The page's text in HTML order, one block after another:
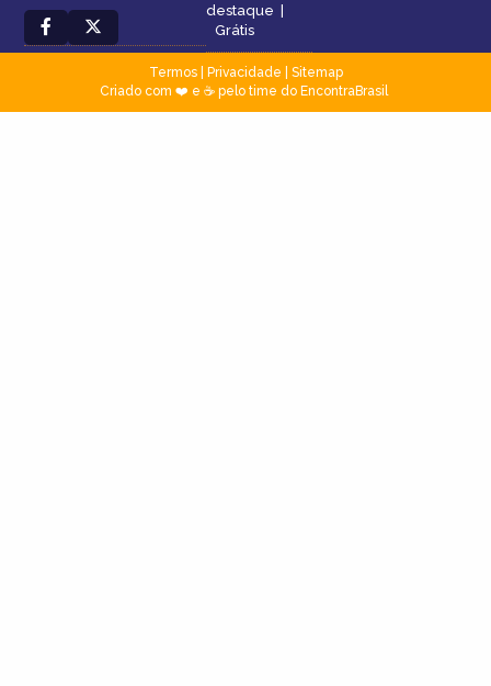
destaque |
Grátis
Termos| Privacidade
Sitemap
Criado com ❤️ e ☕ pelo time do EncontraBrasil